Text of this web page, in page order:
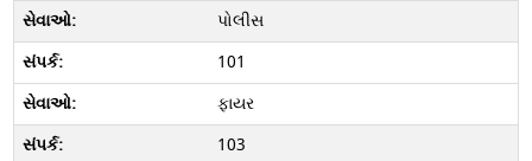
પોલીસ
101
ફાયર
103